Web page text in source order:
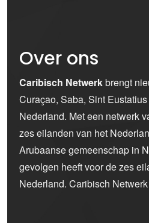
Over ons
Caribisch Netwerkbrengt
Curaçao, Saba, Sint
Nederland. Met een netwerk
zes eilanden van het
Arubaanse gemeenschap in
gevolgen heeft voor de zes
Nederland. Caribisch